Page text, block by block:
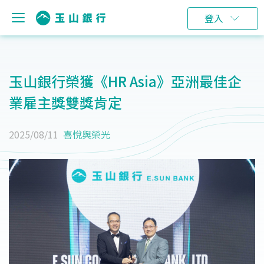
登入
玉山銀行榮獲《HR Asia》亞洲最佳企
業雇主獎雙獎肯定
2025/08/11 喜悅與榮光